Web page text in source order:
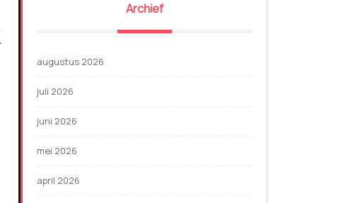
Archief
augustus 2026
juli 2026
juni 2026
mei 2026
april 2026